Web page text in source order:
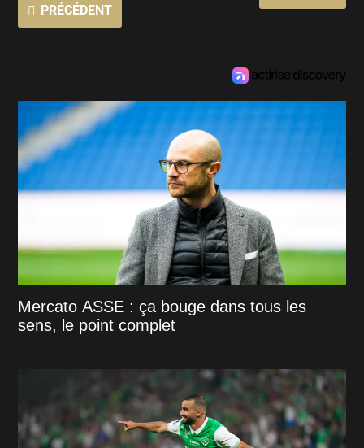
PRÉCÉDENT
Mercato ASSE : ça bouge dans tous les
sens, le point complet